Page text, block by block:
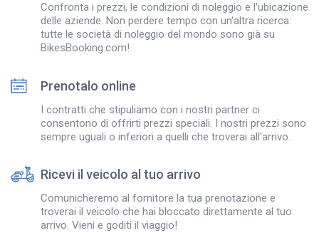
Confronta i prezzi, le condizioni di noleggio e l'ubicazione
delle aziende. Non perdere tempo con un'altra ricerca:
tutte le società di noleggio del mondo sono già su
BikesBooking.com!
Prenotalo online
I contratti che stipuliamo con i nostri partner ci
consentono di offrirti prezzi speciali. I nostri prezzi sono
sempre uguali o inferiori a quelli che troverai all'arrivo.
Ricevi il veicolo al tuo arrivo
Comunicheremo al fornitore la tua prenotazione e
troverai il veicolo che hai bloccato direttamente al tuo
arrivo. Vieni e goditi il viaggio!